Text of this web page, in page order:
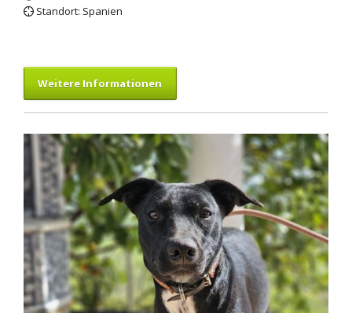
Standort: Spanien
Weitere Informationen